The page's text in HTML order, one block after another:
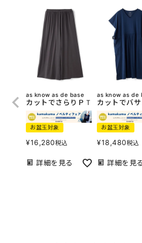
as know as de base
カットでさらりＰＴ
お盆玉対象
¥16,280税込
詳細を見る
as know as de
カットでバサ
お盆玉対象
¥18,480税込
詳細を見る